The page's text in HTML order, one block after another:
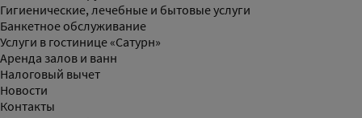
Гигиенические, лечебные и бытовые услуги
Банкетное обслуживание
Услуги в гостинице «Сатурн»
Аренда залов и ванн
Налоговый вычет
Новости
Контакты